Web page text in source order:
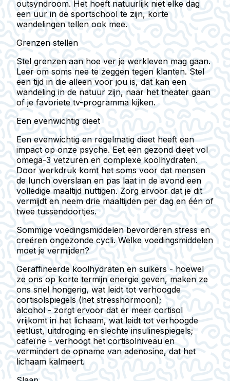
outsyndroom. Het hoeft natuurlijk niet elke dag
een uur in de sportschool te zijn, korte
wandelingen tellen ook mee.
Grenzen stellen
Stel grenzen aan hoe ver je werkleven mag gaan.
Leer om soms nee te zeggen tegen klanten. Stel
een tijd in die alleen voor jou is, dat kan een
wandeling in de natuur zijn, naar het theater gaan
of je favoriete tv-programma kijken.
Een evenwichtig dieet
Een evenwichtig en regelmatig dieet heeft een
impact op onze psyche. Eet een gezond dieet vol
omega-3 vetzuren en complexe koolhydraten.
Door werkdruk komt het soms voor dat mensen
de lunch overslaan en pas laat in de avond een
volledige maaltijd nuttigen. Zorg ervoor dat je dit
vermijdt en neem drie maaltijden per dag en één of
twee tussendoortjes.
Sommige voedingsmiddelen bevorderen stress en
creëren ongezonde cycli. Welke voedingsmiddelen
moet je vermijden?
Geraffineerde koolhydraten en suikers - hoewel
ze ons op korte termijn energie geven, maken ze
ons snel hongerig, wat leidt tot verhoogde
cortisolspiegels (het stresshormoon);
alcohol - zorgt ervoor dat er meer cortisol
vrijkomt in het lichaam, wat leidt tot verhoogde
eetlust, uitdroging en slechte insulinespiegels;
cafeïne - verhoogt het cortisolniveau en
vermindert de opname van adenosine, dat het
lichaam kalmeert.